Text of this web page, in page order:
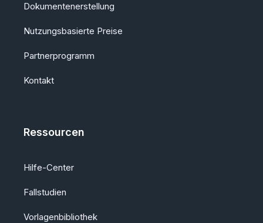
Dokumentenerstellung
Nutzungsbasierte Preise
Partnerprogramm
Kontakt
Ressourcen
Hilfe-Center
Fallstudien
Vorlagenbibliothek